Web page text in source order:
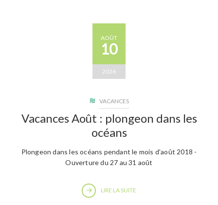
AOÛT
10
2026
VACANCES
Vacances Août : plongeon dans les
océans
Plongeon dans les océans pendant le mois d'août 2018 -
Ouverture du 27 au 31 août
LIRE LA SUITE